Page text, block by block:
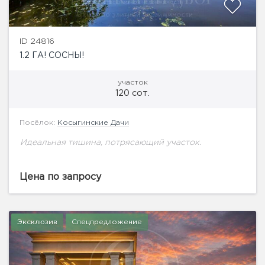
ID 24816
1.2 ГА! СОСНЫ!
участок
120 сот.
Посёлок: Косыгинские Дачи
Идеальная тишина, потрясающий участок.
Цена по запросу
Эксклюзив Спецпредложение